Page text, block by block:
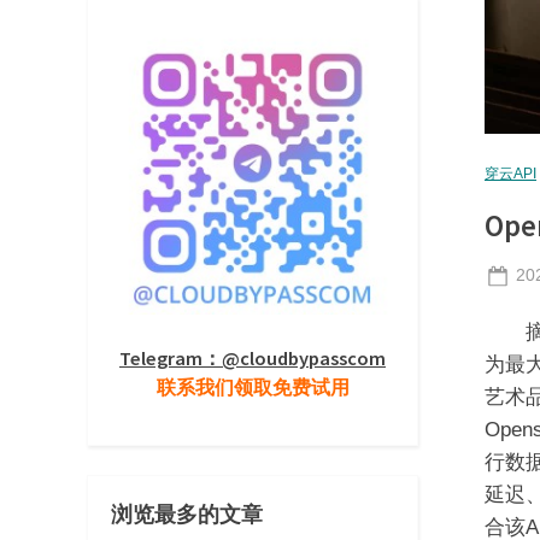
穿云API
摘
为最
艺术
行数
延迟
合该
Telegram：@cloudbypasscom
联系我们领取免费试用
浏览最多的文章